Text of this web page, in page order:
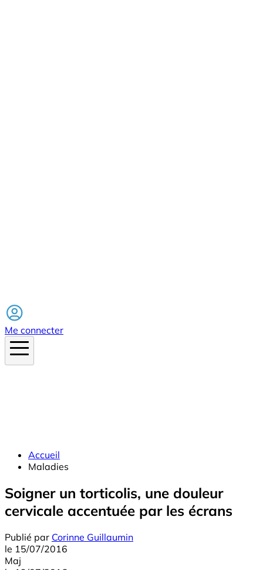
Me connecter
Accueil
Maladies
Soigner un torticolis, une douleur
cervicale accentuée par les écrans
Publié par Corinne Guillaumin
le 15/07/2016
Maj